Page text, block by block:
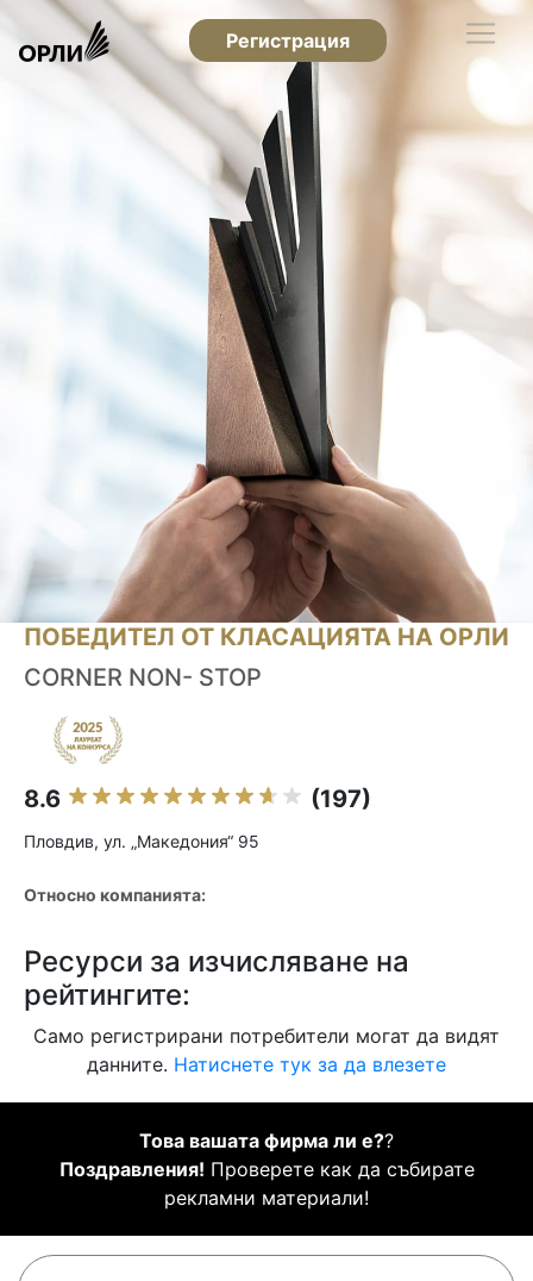
Регистрация
ПОБЕДИТЕЛ ОТ КЛАСАЦИЯТА НА ОРЛИ
CORNER NON- STOP
8.6 (197)
Пловдив, ул. „Македония“ 95
Относно компанията:
Ресурси за изчисляване на
рейтингите:
Само регистрирани потребители могат да видят
данните. Натиснете тук за да влезете
Това вашата фирма ли е??
Поздравления! Проверете как да събирате
рекламни материали!